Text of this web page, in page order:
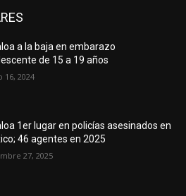
a la baja en embarazo
de 15 a 19 años
16, 2024
1er lugar en policías asesinados en
46 agentes en 2025
27, 2025